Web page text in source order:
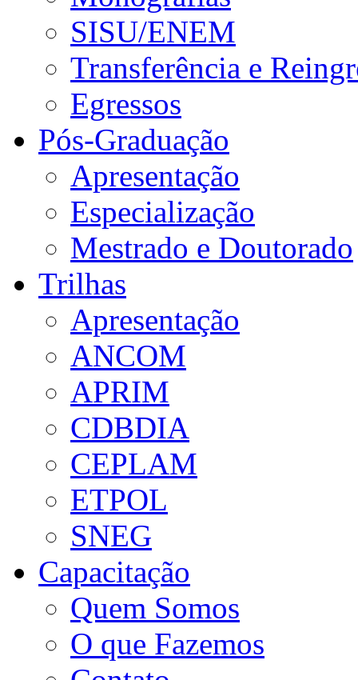
SISU/ENEM
Transferência e
Egressos
Pós-Graduação
Apresentação
Especialização
Mestrado e Doutorado
Trilhas
Apresentação
ANCOM
APRIM
CDBDIA
CEPLAM
ETPOL
SNEG
Capacitação
Quem Somos
O que Fazemos